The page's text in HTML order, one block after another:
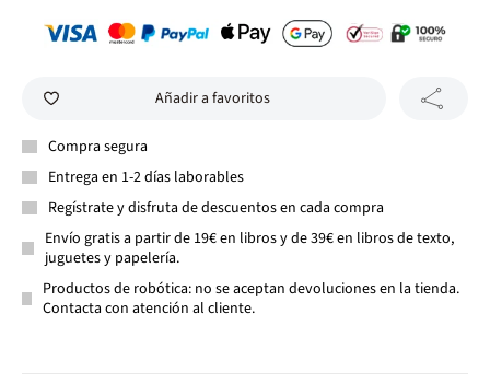
Añadir a favoritos
Compra segura
Entrega en 1-2 días laborables
Regístrate y disfruta de descuentos en cada compra
Envío gratis a partir de 19€ en libros y de 39€ en libros de texto,
juguetes y papelería.
Productos de robótica: no se aceptan devoluciones en la tienda.
Contacta con atención al cliente.